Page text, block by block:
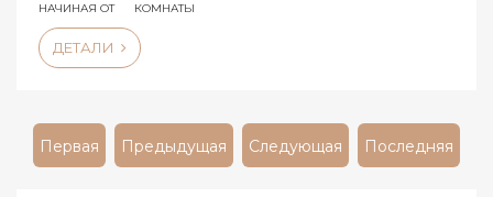
НАЧИНАЯ ОТ КОМНАТЫ
ДЕТАЛИ
Первая Предыдущая Следующая Последняя